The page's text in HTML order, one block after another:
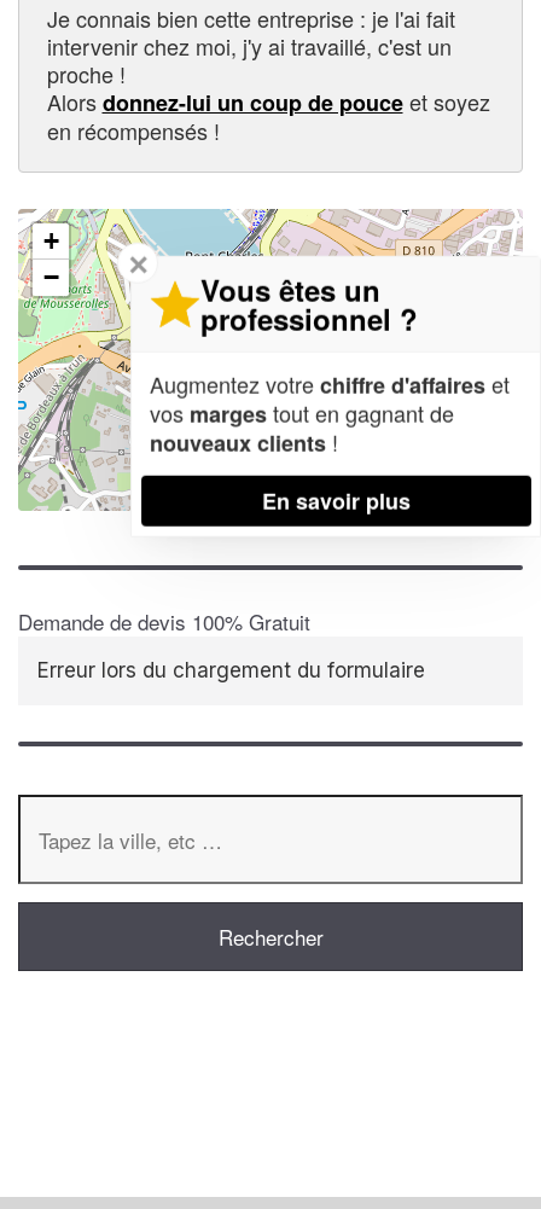
Je connais bien cette entreprise : je l'ai fait
intervenir chez moi, j'y ai travaillé, c'est un
proche !
Alorsdonnez-lui un coup de pouceet soyez
en récompensés !
+
−
| Map data ©OpenStreetMap contributors,
Demande de devis 100% Gratuit
Erreur lors du chargement du formulaire
✕
Vous êtes un
professionnel ?
Augmentez votrechiffre d'affaireset
vos margestout en gagnant de
nouveaux clients !
En savoir plus